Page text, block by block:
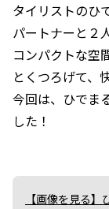
タイリストのひ
パートナーと２
コンパクトな空
とくつろげて、
今回は、ひでま
した！
【画像を見る